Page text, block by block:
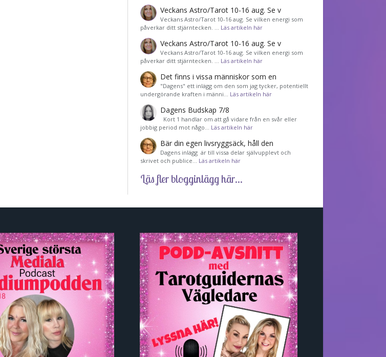
Veckans Astro/Tarot 10-16 aug. Se v
Veckans Astro/Tarot 10-16 aug. Se vilken energi som
påverkar ditt stjärntecken. … Läs artikeln här
Veckans Astro/Tarot 10-16 aug. Se v
Veckans Astro/Tarot 10-16 aug. Se vilken energi som
påverkar ditt stjärntecken. … Läs artikeln här
Det finns i vissa människor som en
"Dagens" ett inlägg om den som jag tycker, potentiellt
undergörande kraften i männi… Läs artikeln här
Dagens Budskap 7/8
Kort 1 handlar om att gå vidare från en svår eller
jobbig period mot någo… Läs artikeln här
Bär din egen livsryggsäck, håll den
Dagens inlägg är till vissa delar självupplevt och
skrivet och publice… Läs artikeln här
Läs fler blogginlägg här...